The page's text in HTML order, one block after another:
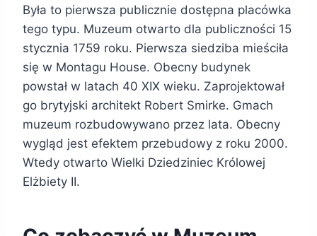
Była to pierwsza publicznie dostępna placówka
tego typu. Muzeum otwarto dla publiczności 15
stycznia 1759 roku. Pierwsza siedziba mieściła
się w Montagu House. Obecny budynek
powstał w latach 40 XIX wieku. Zaprojektował
go brytyjski architekt Robert Smirke. Gmach
muzeum rozbudowywano przez lata. Obecny
wygląd jest efektem przebudowy z roku 2000.
Wtedy otwarto Wielki Dziedziniec Królowej
Elżbiety II.